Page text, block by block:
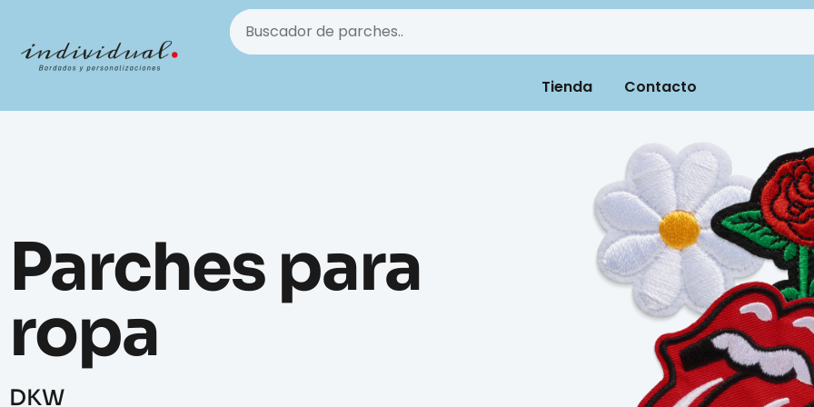
Tienda Contacto
Parches para
ropa
DKW